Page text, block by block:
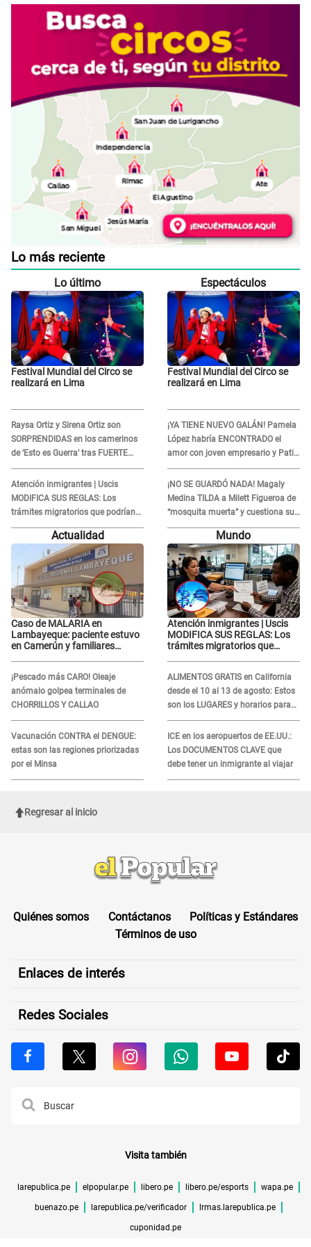
Lo más reciente
Lo último
Festival Mundial del Circo se
realizará en Lima
Raysa Ortiz y Sirena Ortiz son
SORPRENDIDAS en los camerinos
de ‘Esto es Guerra’ tras FUERTE
ENFRENTAMIENTO con Gabriel
Moisés: “Gracias”
Atención inmigrantes | Uscis
MODIFICA SUS REGLAS: Los
trámites migratorios que podrían
necesitar tu prueba de ADN
Espectáculos
Festival Mundial del Circo se
realizará en Lima
¡YA TIENE NUEVO GALÁN! Pamela
López habría ENCONTRADO el
amor con joven empresario y Pati
Lorena la ECHA en VIVO
¡NO SE GUARDÓ NADA! Magaly
Medina TILDA a Milett Figueroa de
“mosquita muerta” y cuestiona su
RECONCILIACIÓN con Marcelo
Tinelli en TV argentina
Actualidad
Caso de MALARIA en
Lambayeque: paciente estuvo
en Camerún y familiares
¡Pescado más CARO! Oleaje
anómalo golpea terminales de
CHORRILLOS Y CALLAO
Vacunación CONTRA el DENGUE:
estas son las regiones priorizadas
por el Minsa
Mundo
Atención inmigrantes | Uscis
MODIFICA SUS REGLAS: Los
trámites migratorios que
ALIMENTOS GRATIS en California
desde el 10 al 13 de agosto: Estos
son los LUGARES y horarios para
recibir la ayuda
ICE en los aeropuertos de EE.UU.:
Los DOCUMENTOS CLAVE que
debe tener un inmigrante al viajar
Regresar al inicio
Quiénes somos Contáctanos
Políticas y Estándares
Términos de uso
Enlaces de interés
Redes Sociales
Visita también
larepublica.pe elpopular.pe libero.pe libero.pe/esports wapa.pe
buenazo.pe larepublica.pe/verificador lrmas.larepublica.pe
cuponidad.pe